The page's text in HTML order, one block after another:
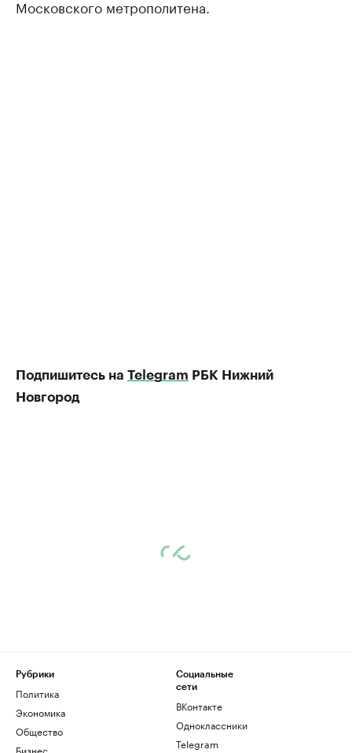
Московского метрополитена.
Подпишитесь на Telegram РБК Нижний
Новгород
Рубрики
Политика
Экономика
Общество
Бизнес
Социальные
сети
ВКонтакте
Одноклассники
Telegram